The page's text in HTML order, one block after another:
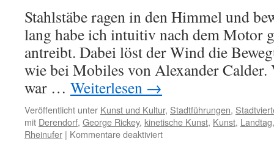
Stahlstäbe ragen in den Himmel und
lang habe ich intuitiv nach dem Motor
antreibt. Dabei löst der Wind die
wie bei Mobiles von Alexander Calder.
war … Weiterlesen →
Veröffentlicht unter Kunst und Kultur, Stadtführungen,
mit Derendorf, George Rickey, kinetische Kunst, Kunst, Landtag
Rheinufer | Kommentare deaktiviertfür